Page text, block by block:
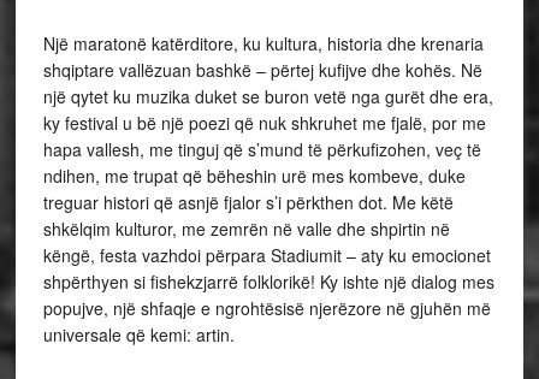
Një maratonë katërditore, ku kultura, historia dhe krenaria
shqiptare vallëzuan bashkë – përtej kufijve dhe kohës. Në
një qytet ku muzika duket se buron vetë nga gurët dhe era,
ky festival u bë një poezi që nuk shkruhet me fjalë, por me
hapa vallesh, me tinguj që s’mund të përkufizohen, veç të
ndihen, me trupat që bëheshin urë mes kombeve, duke
treguar histori që asnjë fjalor s’i përkthen dot. Me këtë
shkëlqim kulturor, me zemrën në valle dhe shpirtin në
këngë, festa vazhdoi përpara Stadiumit – aty ku emocionet
shpërthyen si fishekzjarrë folklorikë! Ky ishte një dialog mes
popujve, një shfaqje e ngrohtësisë njerëzore në gjuhën më
universale që kemi: artin.